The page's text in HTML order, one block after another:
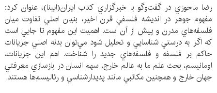
رضا ماحوزي در گفت‌وگو با خبرگزاري كتاب ايران(ايبنا)، عنوان كرد:
مفهوم جوهر در انديشه فلسفي قرن اخير، بنيان اصلي تفاوت ميان
فلسفه‌هاي مدرن و پيش از آن است. اهميت اين مفهوم تا جايي است
كه اگر به درستي شناسايي و تحليل شود مي‌توان بدنه اصلي جريانات
حاكم بر فلسفه و فلسفه‌هاي جديد را شناخت. اهم اين جريانات،
اومانيسم، بحث علم ما به عالم خارج، سهم انسان در بازسازي معرفتي
جهان خارج و همچنين مكاتبي مانند پديدارشناسي و رئاليسم‌ها هستند.